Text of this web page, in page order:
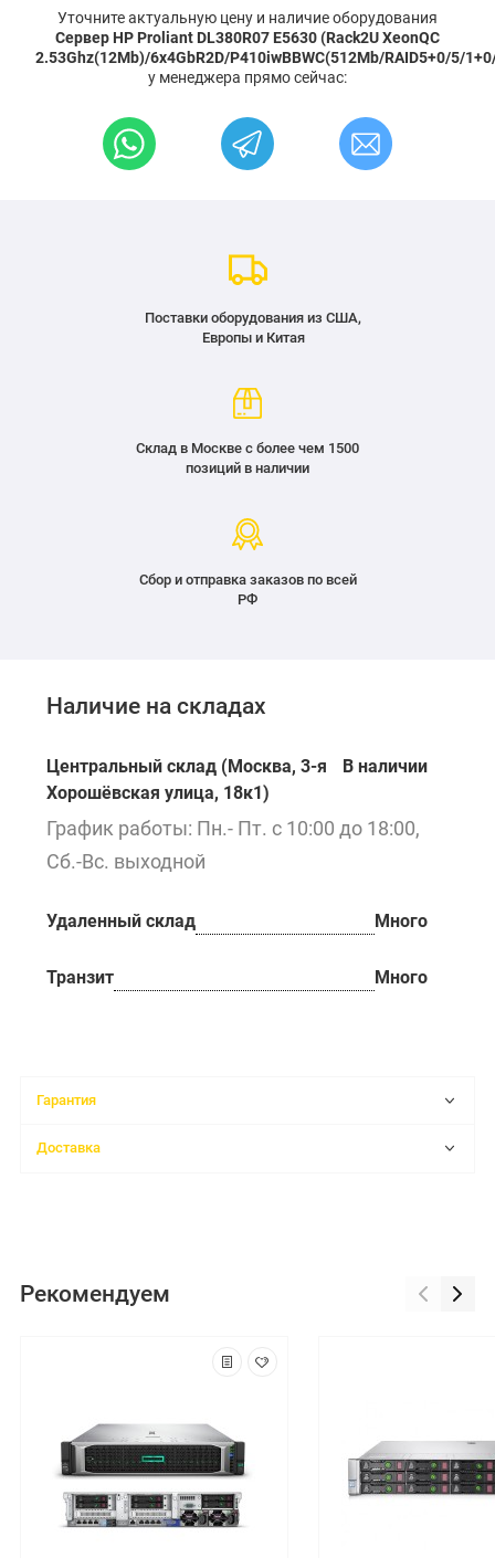
Уточните актуальную цену и наличие оборудования
Сервер HP Proliant DL380R07 E5630 (Rack2U XeonQC
2.53Ghz(12Mb)/6x4GbR2D/P410iwBBWC(512Mb/RAID5+0/5/
у менеджера прямо сейчас:
Поставки оборудования из США,
Европы и Китая
Склад в Москве с более чем 1500
позиций в наличии
Сбор и отправка заказов по всей
РФ
Наличие на складах
Центральный склад (Москва, 3-я
Хорошёвская улица, 18к1)
В наличии
График работы: Пн.- Пт. с 10:00 до 18:00,
Сб.-Вс. выходной
Удаленный склад Много
Транзит Много
Гарантия
Доставка
Рекомендуем